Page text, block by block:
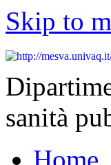
Skip to
sanità